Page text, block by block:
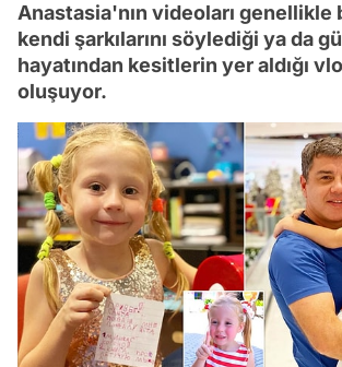
Anastasia'nın videoları genellikle
kendi şarkılarını söylediği ya da
hayatından kesitlerin yer aldığı
oluşuyor.